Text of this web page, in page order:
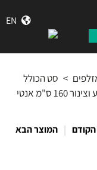
EN
> סט הכולל
מזלף סלקט 120S PowderRain , מאחז קבוע וצינור 160 ס"מ אנטי
| המוצר הבא